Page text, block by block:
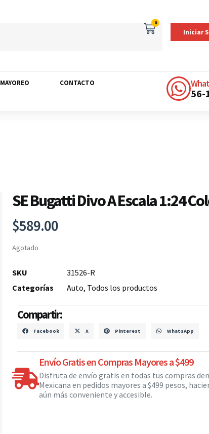
0
Iniciar
MAYOREO CONTACTO
56-
SE Bugatti Divo A Escala 1:24
$589.00
Agotado
SKU
31526-R
Categorías
Auto, Todos los productos
Compartir:
Facebook X Pinterest WhatsApp
Envío Gratis en Compras Mayores a $499
Disfruta de envío gratis en todas tus compras
Mexicana en pedidos mayores a $499 pesos,
aún más conveniente y accesible.